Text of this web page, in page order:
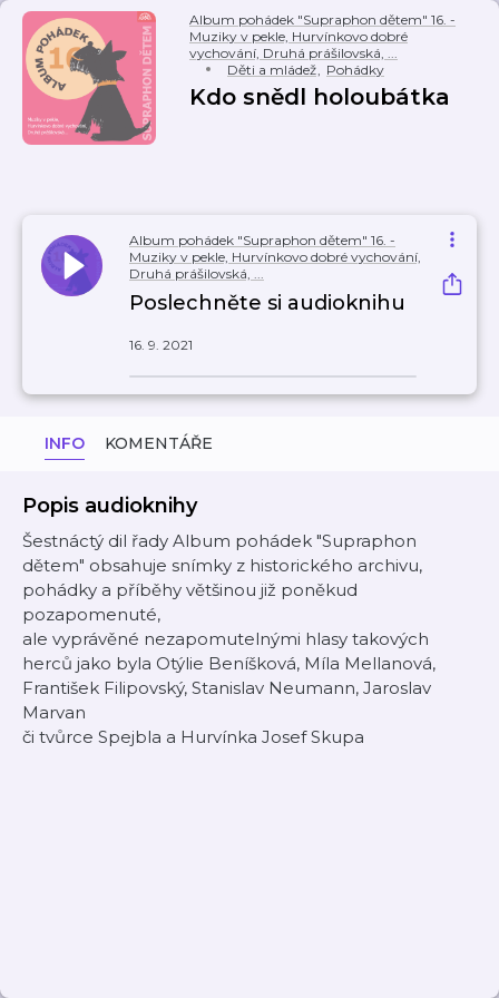
Album pohádek "Supraphon dětem" 16. -
Muziky v pekle, Hurvínkovo dobré
vychování, Druhá prášilovská, ...
Děti a mládež, Pohádky
Kdo snědl holoubátka
Album pohádek "Supraphon dětem" 16. -
Muziky v pekle, Hurvínkovo dobré vychování,
Druhá prášilovská, ...
Poslechněte si audioknihu
16. 9. 2021
INFO KOMENTÁŘE
Popis audioknihy
Šestnáctý dil řady Album pohádek "Supraphon
dětem" obsahuje snímky z historického archivu,
pohádky a příběhy většinou již poněkud
pozapomenuté,
ale vyprávěné nezapomutelnými hlasy takových
herců jako byla Otýlie Beníšková, Míla Mellanová,
František Filipovský, Stanislav Neumann, Jaroslav
Marvan
či tvůrce Spejbla a Hurvínka Josef Skupa